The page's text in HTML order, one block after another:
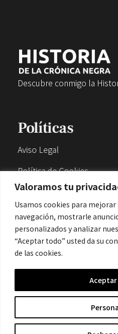
Valoramos tu
Usamos cookies para mejorar
navegación, mostrarle
personalizados y analizar
“Aceptar todo” usted da su
de las cookies.
Descubre conmigo la
Políticas
Aviso Legal
Política de Cookies
Política de Privacidad
Contacto
© 2026 Historia de la Crónica